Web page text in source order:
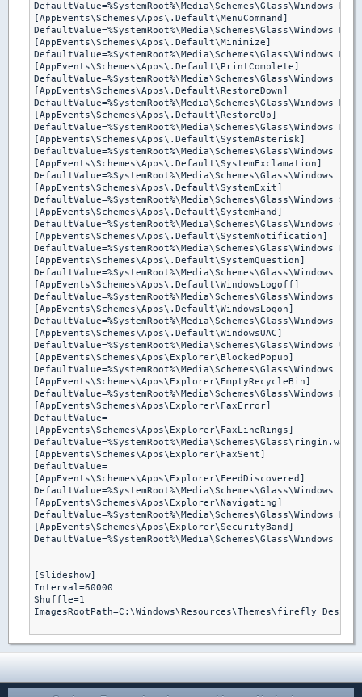
DefaultValue=%SystemRoot%\Media\Schemes\Glass\Windows
[AppEvents\Schemes\Apps\.Default\MenuCommand]
DefaultValue=%SystemRoot%\Media\Schemes\Glass\Windows Menu
[AppEvents\Schemes\Apps\.Default\Minimize]
DefaultValue=%SystemRoot%\Media\Schemes\Glass\Windows
[AppEvents\Schemes\Apps\.Default\PrintComplete]
DefaultValue=%SystemRoot%\Media\Schemes\Glass\Windows
[AppEvents\Schemes\Apps\.Default\RestoreDown]
DefaultValue=%SystemRoot%\Media\Schemes\Glass\Windows
[AppEvents\Schemes\Apps\.Default\RestoreUp]
DefaultValue=%SystemRoot%\Media\Schemes\Glass\Windows
[AppEvents\Schemes\Apps\.Default\SystemAsterisk]
DefaultValue=%SystemRoot%\Media\Schemes\Glass\Windows
[AppEvents\Schemes\Apps\.Default\SystemExclamation]
DefaultValue=%SystemRoot%\Media\Schemes\Glass\Windows
[AppEvents\Schemes\Apps\.Default\SystemExit]
DefaultValue=%SystemRoot%\Media\Schemes\Glass\Windows
[AppEvents\Schemes\Apps\.Default\SystemHand]
DefaultValue=%SystemRoot%\Media\Schemes\Glass\Windows
[AppEvents\Schemes\Apps\.Default\SystemNotification]
DefaultValue=%SystemRoot%\Media\Schemes\Glass\Windows
[AppEvents\Schemes\Apps\.Default\SystemQuestion]
DefaultValue=%SystemRoot%\Media\Schemes\Glass\Windows
[AppEvents\Schemes\Apps\.Default\WindowsLogoff]
DefaultValue=%SystemRoot%\Media\Schemes\Glass\Windows
[AppEvents\Schemes\Apps\.Default\WindowsLogon]
DefaultValue=%SystemRoot%\Media\Schemes\Glass\Windows
[AppEvents\Schemes\Apps\.Default\WindowsUAC]
DefaultValue=%SystemRoot%\Media\Schemes\Glass\Windows
[AppEvents\Schemes\Apps\Explorer\BlockedPopup]
DefaultValue=%SystemRoot%\Media\Schemes\Glass\Windows
[AppEvents\Schemes\Apps\Explorer\EmptyRecycleBin]
DefaultValue=%SystemRoot%\Media\Schemes\Glass\Windows
[AppEvents\Schemes\Apps\Explorer\FaxError]
DefaultValue=
[AppEvents\Schemes\Apps\Explorer\FaxLineRings]
DefaultValue=%SystemRoot%\Media\Schemes\Glass\ringin.wav
[AppEvents\Schemes\Apps\Explorer\FaxSent]
DefaultValue=
[AppEvents\Schemes\Apps\Explorer\FeedDiscovered]
DefaultValue=%SystemRoot%\Media\Schemes\Glass\Windows
[AppEvents\Schemes\Apps\Explorer\Navigating]
DefaultValue=%SystemRoot%\Media\Schemes\Glass\Windows
[AppEvents\Schemes\Apps\Explorer\SecurityBand]
DefaultValue=%SystemRoot%\Media\Schemes\Glass\Windows
[Slideshow]
Interval=60000
Shuffle=1
ImagesRootPath=C:\Windows\Resources\Themes\firefly